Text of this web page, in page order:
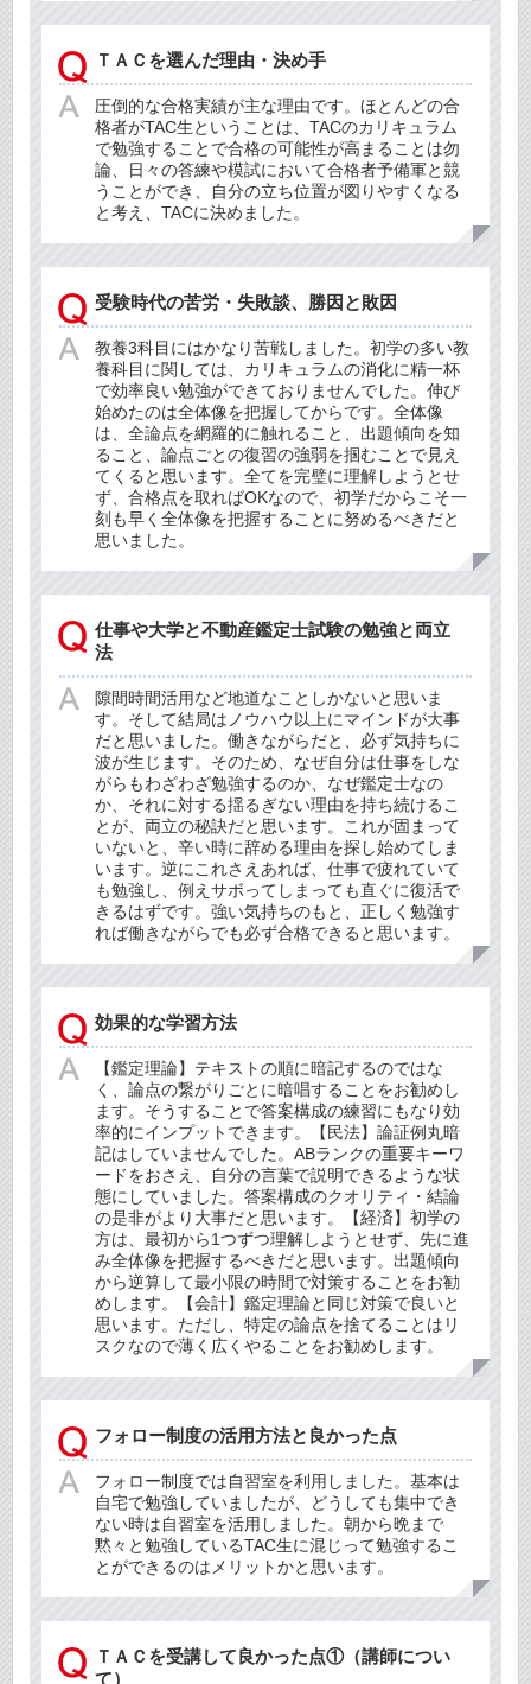
ＴＡＣを選んだ理由・決め手
圧倒的な合格実績が主な理由です。ほとんどの合
格者がTAC生ということは、TACのカリキュラム
で勉強することで合格の可能性が高まることは勿
論、日々の答練や模試において合格者予備軍と競
うことができ、自分の立ち位置が図りやすくなる
と考え、TACに決めました。
受験時代の苦労・失敗談、勝因と敗因
教養3科目にはかなり苦戦しました。初学の多い教
養科目に関しては、カリキュラムの消化に精一杯
で効率良い勉強ができておりませんでした。伸び
始めたのは全体像を把握してからです。全体像
は、全論点を網羅的に触れること、出題傾向を知
ること、論点ごとの復習の強弱を掴むことで見え
てくると思います。全てを完璧に理解しようとせ
ず、合格点を取ればOKなので、初学だからこそ一
刻も早く全体像を把握することに努めるべきだと
思いました。
仕事や大学と不動産鑑定士試験の勉強と両立
法
隙間時間活用など地道なことしかないと思いま
す。そして結局はノウハウ以上にマインドが大事
だと思いました。働きながらだと、必ず気持ちに
波が生じます。そのため、なぜ自分は仕事をしな
がらもわざわざ勉強するのか、なぜ鑑定士なの
か、それに対する揺るぎない理由を持ち続けるこ
とが、両立の秘訣だと思います。これが固まって
いないと、辛い時に辞める理由を探し始めてしま
います。逆にこれさえあれば、仕事で疲れていて
も勉強し、例えサボってしまっても直ぐに復活で
きるはずです。強い気持ちのもと、正しく勉強す
れば働きながらでも必ず合格できると思います。
効果的な学習方法
【鑑定理論】テキストの順に暗記するのではな
く、論点の繋がりごとに暗唱することをお勧めし
ます。そうすることで答案構成の練習にもなり効
率的にインプットできます。【民法】論証例丸暗
記はしていませんでした。ABランクの重要キーワ
ードをおさえ、自分の言葉で説明できるような状
態にしていました。答案構成のクオリティ・結論
の是非がより大事だと思います。【経済】初学の
方は、最初から1つずつ理解しようとせず、先に進
み全体像を把握するべきだと思います。出題傾向
から逆算して最小限の時間で対策することをお勧
めします。【会計】鑑定理論と同じ対策で良いと
思います。ただし、特定の論点を捨てることはリ
スクなので薄く広くやることをお勧めします。
フォロー制度の活用方法と良かった点
フォロー制度では自習室を利用しました。基本は
自宅で勉強していましたが、どうしても集中でき
ない時は自習室を活用しました。朝から晩まで
黙々と勉強しているTAC生に混じって勉強するこ
とができるのはメリットかと思います。
ＴＡＣを受講して良かった点①（講師につい
て）